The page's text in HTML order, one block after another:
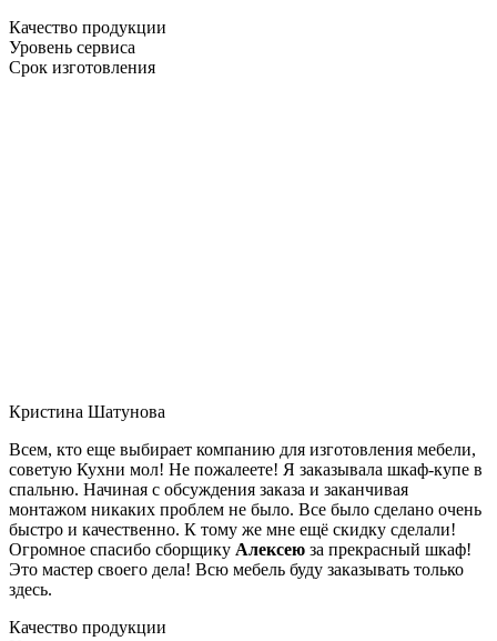
Качество продукции
Уровень сервиса
Срок изготовления
Кристина Шатунова
Всем, кто еще выбирает компанию для изготовления мебели,
советую Кухни мол! Не пожалеете! Я заказывала шкаф-купе в
спальню. Начиная с обсуждения заказа и заканчивая
монтажом никаких проблем не было. Все было сделано очень
быстро и качественно. К тому же мне ещё скидку сделали!
Огромное спасибо сборщику Алексею за прекрасный шкаф!
Это мастер своего дела! Всю мебель буду заказывать только
здесь.
Качество продукции